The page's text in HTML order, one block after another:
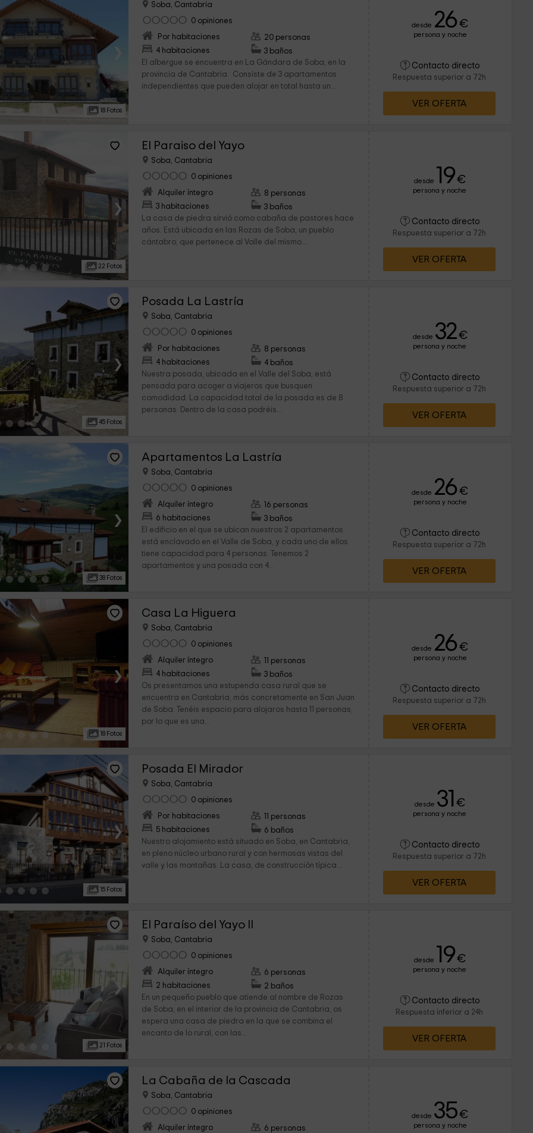
›
18 Fotos
Soba, Cantabria
0 opiniones
Por habitaciones
4 habitaciones
20 personas
3 baños
El albergue se encuentra en La Gándara de Soba, en la
provincia de Cantabria. Consiste de 3 apartamentos
independientes que pueden alojar en total hasta un...
desde 26 €
persona y noche
Contacto directo
Respuesta superior a 72h
VER OFERTA
›
22 Fotos
El Paraiso del Yayo
Soba, Cantabria
0 opiniones
Alquiler íntegro
3 habitaciones
8 personas
3 baños
La casa de piedra sirvió como cabaña de pastores hace
años. Está ubicada en las Rozas de Soba, un pueblo
cántabro, que pertenece al Valle del mismo...
desde 19€
persona y noche
Contacto directo
Respuesta superior a 72h
VER OFERTA
›
45 Fotos
Posada La Lastría
Soba, Cantabria
0 opiniones
Por habitaciones
4 habitaciones
8 personas
4 baños
Nuestra posada, ubicada en el Valle del Soba, está
pensada para acoger a viajeros que busquen
comodidad. La capacidad total de la posada es de 8
personas. Dentro de la casa podréis...
desde 32€
persona y noche
Contacto directo
Respuesta superior a 72h
VER OFERTA
›
38 Fotos
Apartamentos La Lastría
Soba, Cantabria
0 opiniones
Alquiler íntegro
6 habitaciones
16 personas
3 baños
El edificio en el que se ubican nuestros 2 apartamentos
está enclavado en el Valle de Soba, y cada uno de ellos
tiene capacidad para 4 personas. Tenemos 2
apartamentos y una posada con 4...
desde 26 €
persona y noche
Contacto directo
Respuesta superior a 72h
VER OFERTA
›
18 Fotos
Casa La Higuera
Soba, Cantabria
0 opiniones
Alquiler íntegro
4 habitaciones
11 personas
3 baños
Os presentamos una estupenda casa rural que se
encuentra en Cantabria, más concretamente en San Juan
de Soba. Tenéis espacio para alojaros hasta 11 personas,
por lo que es una...
desde 26 €
persona y noche
Contacto directo
Respuesta superior a 72h
VER OFERTA
›
15 Fotos
Posada El Mirador
Soba, Cantabria
0 opiniones
Por habitaciones
5 habitaciones
11 personas
6 baños
Nuestro alojamiento está situado en Soba, en Cantabria,
en pleno núcleo urbano rural y con hermosas vistas del
valle y las montañas. La casa, de construcción típica...
desde 31 €
persona y noche
Contacto directo
Respuesta superior a 72h
VER OFERTA
›
21 Fotos
El Paraíso del Yayo II
Soba, Cantabria
0 opiniones
Alquiler íntegro
2 habitaciones
6 personas
2 baños
En un pequeño pueblo que atiende al nombre de Rozas
de Soba, en el interior de la provincia de Cantabria, os
espera una casa de piedra en la que se combina el
encanto de lo rural, con las...
desde 19€
persona y noche
Contacto directo
Respuesta inferior a 24h
VER OFERTA
La Cabaña de la Cascada
Soba, Cantabria
0 opiniones
Alquiler íntegro
6 personas
desde 35€
persona y noche